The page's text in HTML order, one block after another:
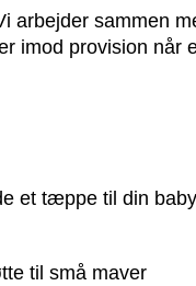
arbejder sammen
imod provision når
et tæppe til din baby
til små maver